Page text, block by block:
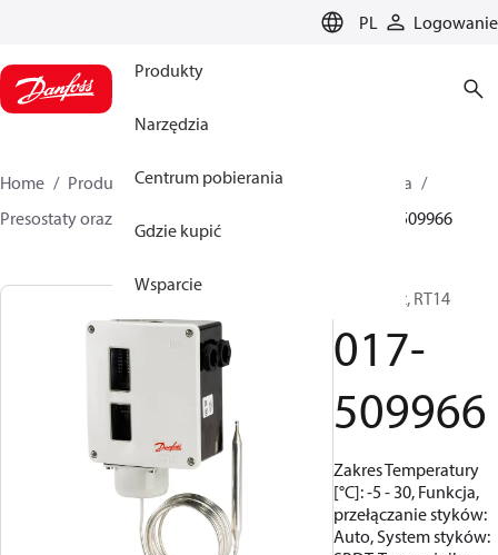
PL Logowanie
Produkty
Narzędzia
Centrum pobierania
Gdzie kupić
Wsparcie
Home Produkty
Climate Solutions dla chłodnictwa
Presostaty oraz termostaty
017-509966
Termostat, RT14
017-
509966
Zakres Temperatury
[°C]: -5 - 30, Funkcja,
przełączanie styków:
Auto, System styków: